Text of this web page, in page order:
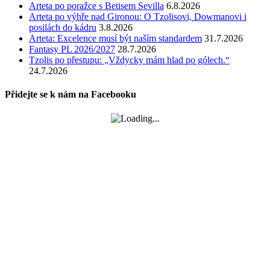
Arteta po poražce s Betisem Sevilla 6.8.2026
Arteta po výhře nad Gironou: O Tzolisovi, Dowmanovi i
posilách do kádru 3.8.2026
Arteta: Excelence musí být naším standardem 31.7.2026
Fantasy PL 2026/2027 28.7.2026
Tzolis po přestupu: „Vždycky mám hlad po gólech.“
24.7.2026
Přidejte se k nám na Facebooku